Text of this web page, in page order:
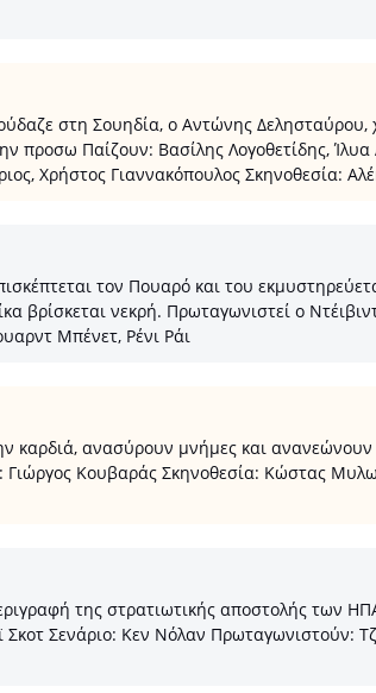
στη Σουηδία, ο Αντώνης Δελησταύρου,
προσω Παίζουν: Βασίλης Λογοθετίδης,
Χρήστος Γιαννακόπουλος Σκηνοθεσία:
τον Πουαρό και του
βρίσκεται νεκρή. Πρωταγωνιστεί ο
Μπένετ, Ρένι Ράι
ανασύρουν μνήμες και ανανεώνουν
Γιώργος Κουβαράς Σκηνοθεσία: Κώστας
της στρατιωτικής αποστολής των
Σενάριο: Κεν Νόλαν Πρωταγωνιστούν: